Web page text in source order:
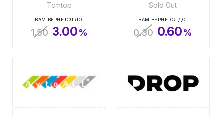
Tomtop
ВАМ ВЕРНЕТСЯ ДО:
1.50 3.00%
Sold Out
ВАМ ВЕРНЕТСЯ ДО:
0.30 0.60%